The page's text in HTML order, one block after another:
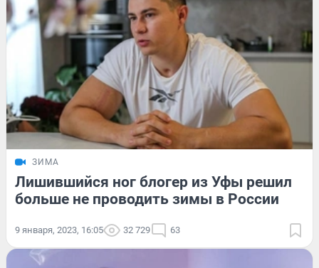
ЗИМА
Лишившийся ног блогер из Уфы решил
больше не проводить зимы в России
9 января, 2023, 16:05 32 729 63